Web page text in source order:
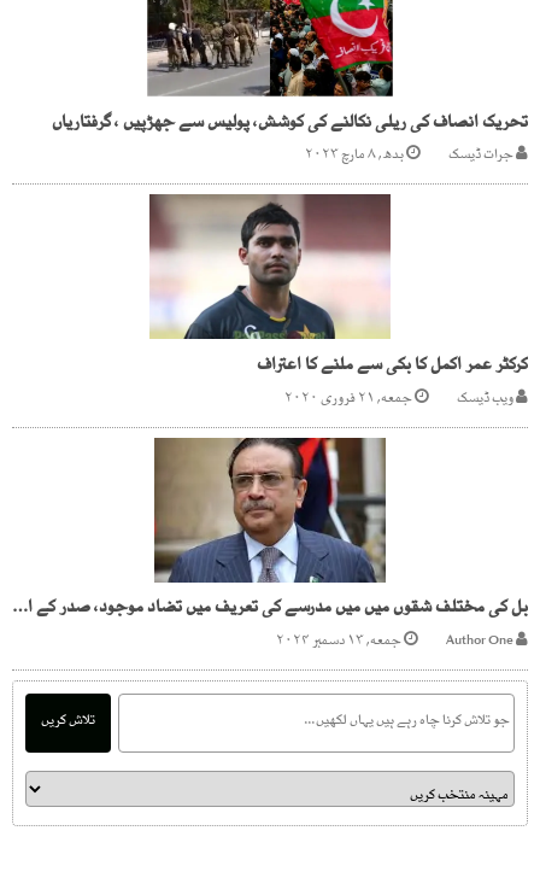
تحریک انصاف کی ریلی نکالنے کی کوشش، پولیس سے جھڑپیں ، گرفتاریاں
جرات ڈیسک بدھ, ۸ مارچ ۲۰۲۳
کرکٹر عمر اکمل کا بکی سے ملنے کا اعتراف
ویب ڈیسک جمعه, ۲۱ فروری ۲۰۲۰
بل کی مختلف شقوں میں میں مدرسے کی تعریف میں تضاد موجود، صدر کے اعترضات سامنے آگئے
جمعه, ۱۳ دسمبر ۲۰۲۴
تلاش کریں